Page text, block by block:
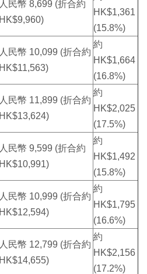
人民幣 8,699 (折合約
HK$9,960)
HK$1,361
(15.8%)
人民幣 10,099 (折合約
HK$11,563)
約
HK$1,664
(16.8%)
人民幣 11,899 (折合約
HK$13,624)
約
HK$2,025
(17.5%)
人民幣 9,599 (折合約
HK$10,991)
約
HK$1,492
(15.8%)
人民幣 10,999 (折合約
HK$12,594)
約
HK$1,795
(16.6%)
人民幣 12,799 (折合約
HK$14,655)
約
HK$2,156
(17.2%)